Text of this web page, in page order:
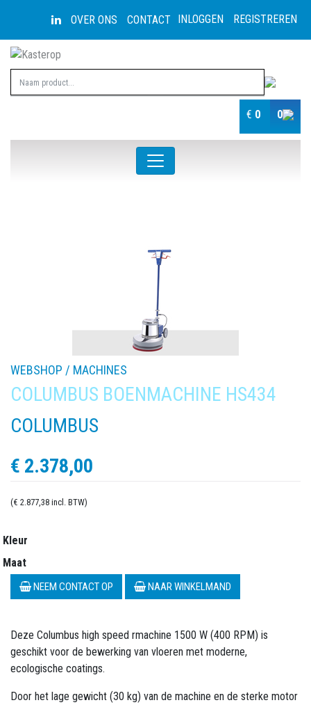
INLOGGEN REGISTREREN
OVER ONS CONTACT
€ 0 0
WEBSHOP / MACHINES
COLUMBUS BOENMACHINE HS434
COLUMBUS
€ 2.378,00
(€ 2.877,38 incl. BTW)
Kleur
Maat
NEEM CONTACT OP NAAR WINKELMAND
Deze Columbus high speed rmachine 1500 W (400 RPM) is
geschikt voor de bewerking van vloeren met moderne,
ecologische coatings.
Door het lage gewicht (30 kg) van de machine en de sterke motor